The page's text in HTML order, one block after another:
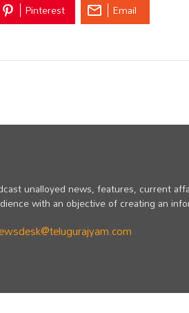
Pinterest Email
unalloyed news, features, current
with an objective of creating an